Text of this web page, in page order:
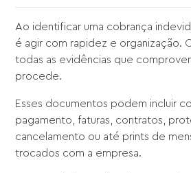
Ao identificar uma cobrança
é agir com rapidez e organização.
todas as evidências que
procede.
Esses documentos podem incluir
pagamento, faturas, contratos,
cancelamento ou até prints de
trocados com a empresa.